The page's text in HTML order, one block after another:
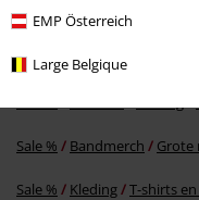
EMP Österreich
Large Belgique
Meer categorieën.
Sale % Bandmerch Grote
Sale % Kleding T-shirts